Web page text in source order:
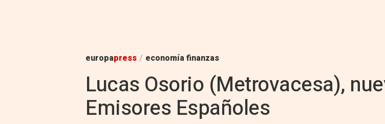
europapress / economía finanzas
Lucas Osorio (Metrovacesa),
Emisores Españoles